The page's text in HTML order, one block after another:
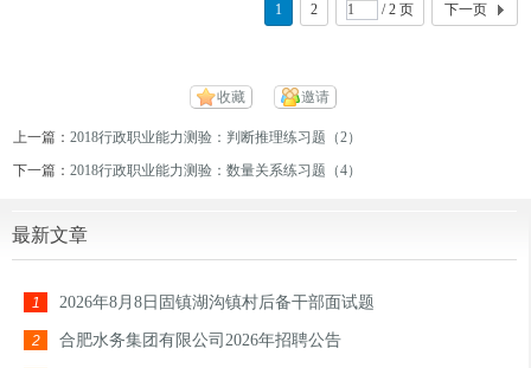
1 2 / 2 页 下一页
收藏 邀请
上一篇：2018行政职业能力测验：判断推理练习题（2）
下一篇：2018行政职业能力测验：数量关系练习题（4）
最新文章
1 2026年8月8日固镇湖沟镇村后备干部面试题
2 合肥水务集团有限公司2026年招聘公告